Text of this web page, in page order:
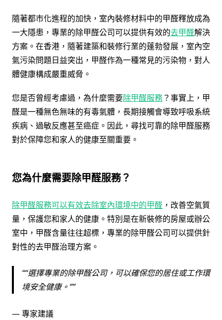
隨著都市化進程的加快，室內裝修材料中的甲醛釋放成為
一大隱患，專業的除甲醛公司可以提供有效的去甲醛解決
方案。在香港，隨著建築和裝修行業的蓬勃發展，室內空
氣污染問題日益突出，甲醛作為一種常見的污染物，對人
體健康構成嚴重威脅。
您是否曾經考慮過，為什麼需要除甲醛服務？事實上，甲
醛是一種無色無味的有毒氣體，長期接觸會導致呼吸系統
疾病、過敏反應甚至癌症。因此，尋找可靠的除甲醛服務
對於保障您和家人的健康至關重要。
您為什麼需要除甲醛服務？
除甲醛服務可以有效去除室內環境中的甲醛 ，改善空氣質
量，保護您和家人的健康。特別是在新裝修的房屋或辦公
室中，甲醛含量往往超標，專業的除甲醛公司可以提供針
對性的去甲醛治理方案。
“選擇專業的除甲醛公司，可以確保您的居住或工作環
境安全健康。”
— 專家建議